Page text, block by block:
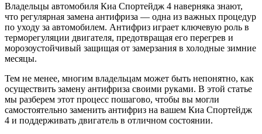
Владельцы автомобиля Киа Спортейдж 4 наверняка знают,
что регулярная замена антифриза — одна из важных процедур
по уходу за автомобилем. Антифриз играет ключевую роль в
терморегуляции двигателя, предотвращая его перегрев и
морозоустойчивый защищая от замерзания в холодные зимние
месяцы.
Тем не менее, многим владельцам может быть непонятно, как
осуществить замену антифриза своими руками. В этой статье
мы разберем этот процесс пошагово, чтобы вы могли
самостоятельно заменить антифриз на вашем Киа Спортейдж
4 и поддерживать двигатель в отличном состоянии.